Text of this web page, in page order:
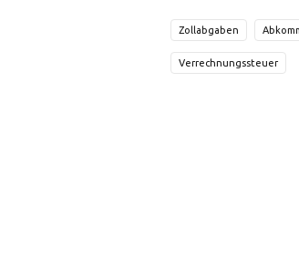
Zollabgaben
Verrechnungssteuer